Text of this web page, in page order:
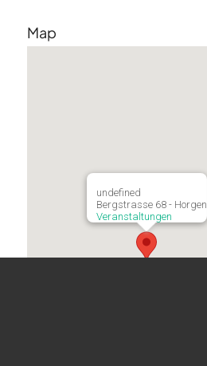
Map
undefined
Bergstrasse 68 - Horgen
Veranstaltungen